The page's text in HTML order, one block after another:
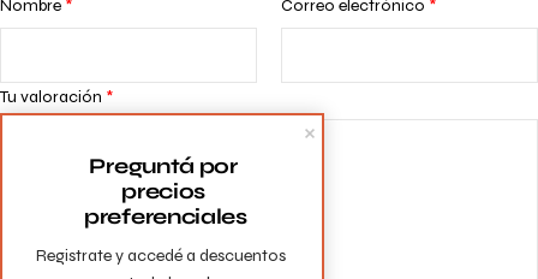
Tu valoración *
Nombre * Correo electrónico *
Registrate y accedé a descuentos
Preguntá por
precios
preferenciales